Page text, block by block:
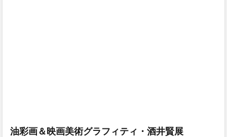
油彩画＆映画美術グラフィティ・酒井賢展